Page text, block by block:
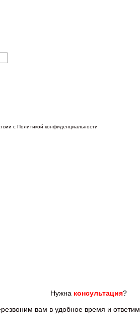
с Политикой конфиденциальности
Нужна консультация?
вам в удобное время и ответим